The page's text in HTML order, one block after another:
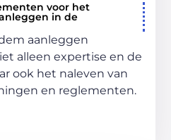
voor het
in de
aanleggen
alleen expertise en de
ook het naleven van
en reglementen.